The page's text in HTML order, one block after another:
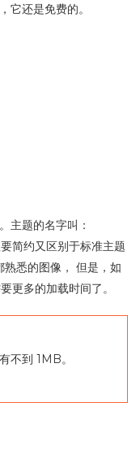
它还是免费的。
主题的名字叫：
简约又区别于标准主题
悉的图像， 但是，如
更多的加载时间了。
不到 1MB。